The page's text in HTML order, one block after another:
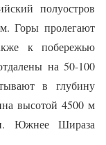
полуостров
Горы пролегают
к побережью
на 50-100
в глубину
высотой 4500 м
Южнее Шираза